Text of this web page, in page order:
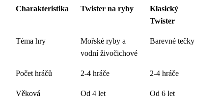
Charakteristika Twister na ryby
Klasický
Twister
Téma hry
Mořské ryby a
vodní živočichové
Barevné tečky
Počet hráčů 2-4 hráče 2-4 hráče
Věková
Od 4 let Od 6 let